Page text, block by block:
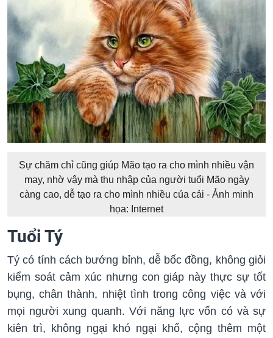
Sự chăm chỉ cũng giúp Mão tạo ra cho mình nhiều vận
may, nhờ vậy mà thu nhập của người tuổi Mão ngày
càng cao, dễ tạo ra cho mình nhiều của cải - Ảnh minh
họa: Internet
Tuổi Tý
Tý có tính cách bướng bỉnh, dễ bốc đồng, không giỏi
kiểm soát cảm xúc nhưng con giáp này thực sự tốt
bụng, chân thành, nhiệt tình trong công việc và với
mọi người xung quanh. Với năng lực vốn có và sự
kiên trì, không ngại khó ngại khổ, cộng thêm một